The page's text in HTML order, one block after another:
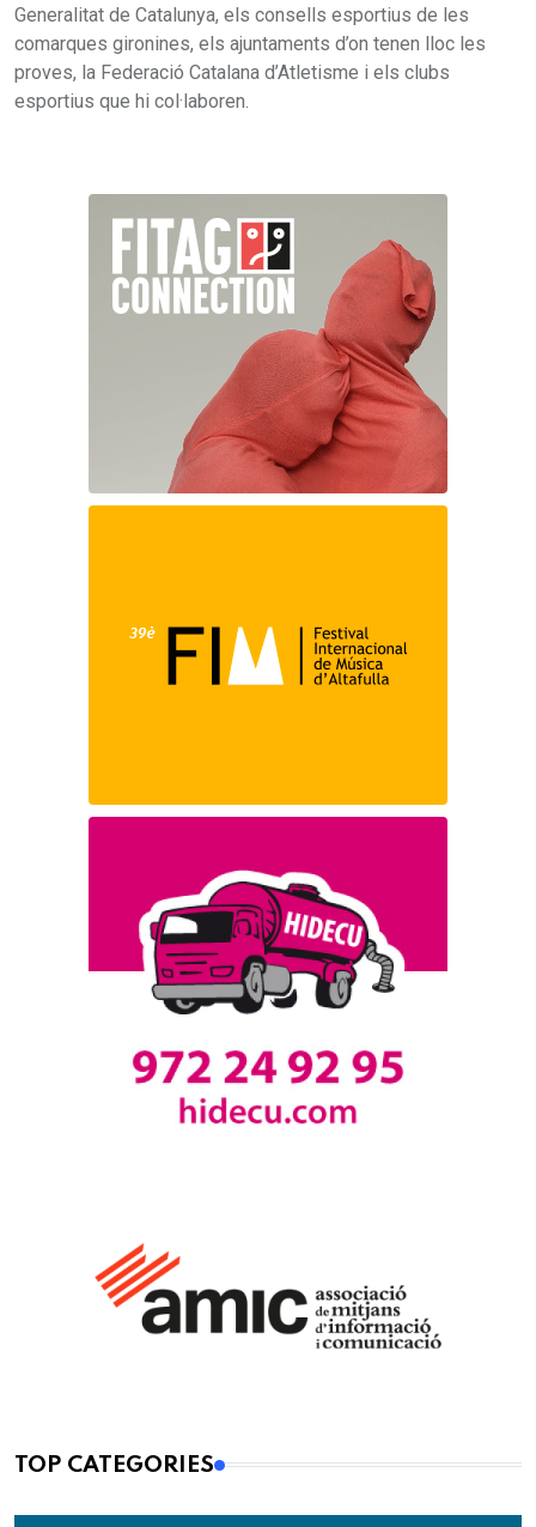
Generalitat de Catalunya, els consells esportius de les
comarques gironines, els ajuntaments d’on tenen lloc les
proves, la Federació Catalana d’Atletisme i els clubs
esportius que hi col·laboren.
TOP CATEGORIES